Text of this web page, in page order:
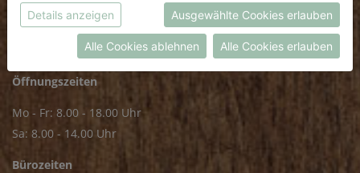
FRISCHMARKT
Öffnungszeiten
Mo - Fr: 8.00 - 18.00 Uhr
Sa: 8.00 - 14.00 Uhr
Bürozeiten
Weitere Informationen findest du in unserer
Datenschutzerklärung
bzw. imImpressum
Details anzeigen Ausgewählte Cookies erlauben
Alle Cookies ablehnen Alle Cookies erlauben